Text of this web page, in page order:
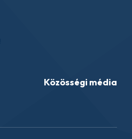
Közösségi média